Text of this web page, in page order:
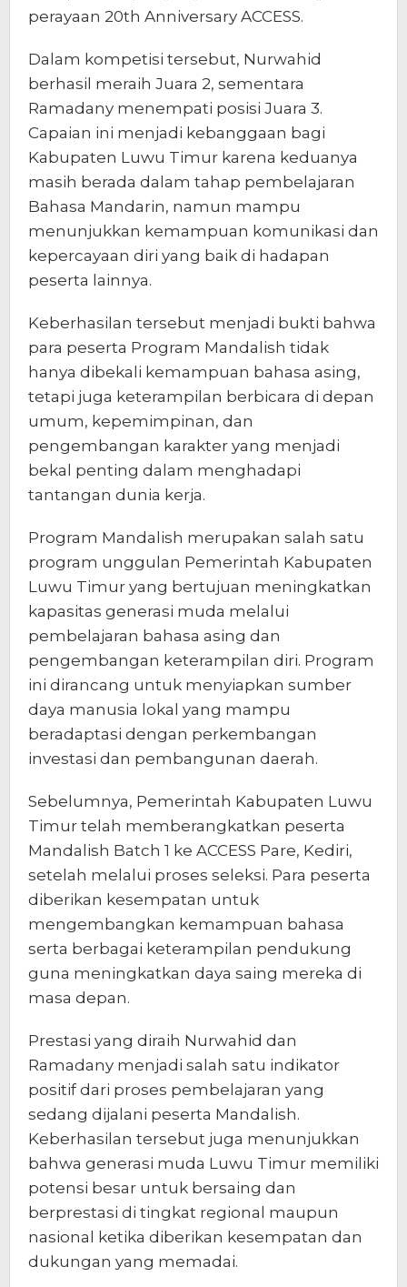
perayaan 20th Anniversary ACCESS.
Dalam kompetisi tersebut, Nurwahid
berhasil meraih Juara 2, sementara
Ramadany menempati posisi Juara 3.
Capaian ini menjadi kebanggaan bagi
Kabupaten Luwu Timur karena keduanya
masih berada dalam tahap pembelajaran
Bahasa Mandarin, namun mampu
menunjukkan kemampuan komunikasi dan
kepercayaan diri yang baik di hadapan
peserta lainnya.
Keberhasilan tersebut menjadi bukti bahwa
para peserta Program Mandalish tidak
hanya dibekali kemampuan bahasa asing,
tetapi juga keterampilan berbicara di depan
umum, kepemimpinan, dan
pengembangan karakter yang menjadi
bekal penting dalam menghadapi
tantangan dunia kerja.
Program Mandalish merupakan salah satu
program unggulan Pemerintah Kabupaten
Luwu Timur yang bertujuan meningkatkan
kapasitas generasi muda melalui
pembelajaran bahasa asing dan
pengembangan keterampilan diri. Program
ini dirancang untuk menyiapkan sumber
daya manusia lokal yang mampu
beradaptasi dengan perkembangan
investasi dan pembangunan daerah.
Sebelumnya, Pemerintah Kabupaten Luwu
Timur telah memberangkatkan peserta
Mandalish Batch 1 ke ACCESS Pare, Kediri,
setelah melalui proses seleksi. Para peserta
diberikan kesempatan untuk
mengembangkan kemampuan bahasa
serta berbagai keterampilan pendukung
guna meningkatkan daya saing mereka di
masa depan.
Prestasi yang diraih Nurwahid dan
Ramadany menjadi salah satu indikator
positif dari proses pembelajaran yang
sedang dijalani peserta Mandalish.
Keberhasilan tersebut juga menunjukkan
bahwa generasi muda Luwu Timur memiliki
potensi besar untuk bersaing dan
berprestasi di tingkat regional maupun
nasional ketika diberikan kesempatan dan
dukungan yang memadai.